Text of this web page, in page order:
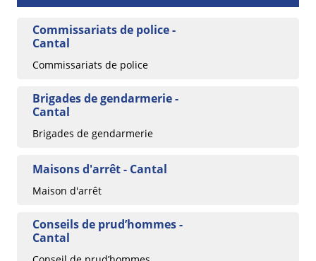
Commissariats de police -
Cantal
Commissariats de police
Brigades de gendarmerie -
Cantal
Brigades de gendarmerie
Maisons d'arrêt - Cantal
Maison d'arrêt
Conseils de prud’hommes -
Cantal